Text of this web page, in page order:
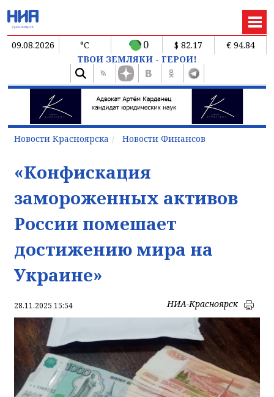
09.08.2026 °C 0 $ 82.17
€ 94.84
ТВОИ ЗЕМЛЯКИ - ГЕРОИ!
Новости Красноярска Новости Финансов
«Конфискация
замороженных активов
России помешает
достижению мира на
Украине»
28.11.2025 15:54 НИА-Красноярск